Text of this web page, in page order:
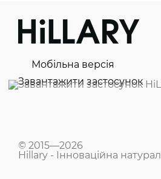
Мобільна версія
Завантажити застосунок
© 2015—2026
Hillary - Інноваційна